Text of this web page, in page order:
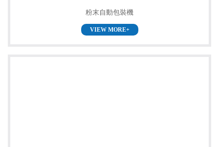
粉末自動包裝機
VIEW MORE+